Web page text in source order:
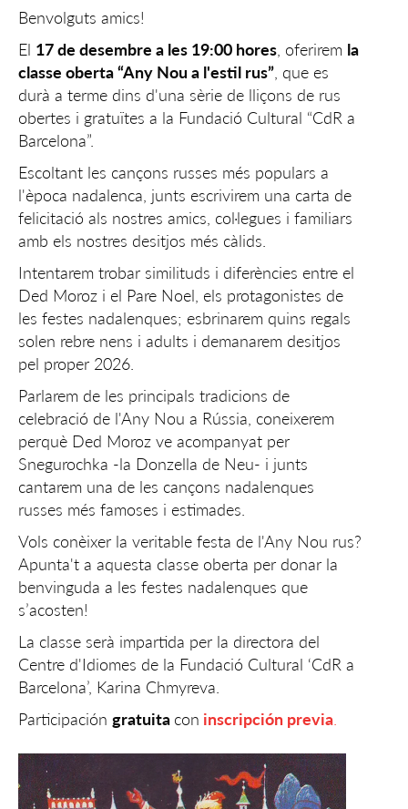
Benvolguts amics!
El 17 de desembre a les 19:00 hores , oferirem la
classe oberta “Any Nou a l'estil rus” , que es
durà a terme dins d'una sèrie de lliçons de rus
obertes i gratuïtes a la Fundació Cultural “CdR a
Barcelona”.
Escoltant les cançons russes més populars a
l'època nadalenca, junts escrivirem una carta de
felicitació als nostres amics, col·legues i familiars
amb els nostres desitjos més càlids.
Intentarem trobar similituds i diferències entre el
Ded Moroz i el Pare Noel, els protagonistes de
les festes nadalenques; esbrinarem quins regals
solen rebre nens i adults i demanarem desitjos
pel proper 2026.
Parlarem de les principals tradicions de
celebració de l'Any Nou a Rússia, coneixerem
perquè Ded Moroz ve acompanyat per
Snegurochka -la Donzella de Neu- i junts
cantarem una de les cançons nadalenques
russes més famoses i estimades.
Vols conèixer la veritable festa de l'Any Nou rus?
Apunta't a aquesta classe oberta per donar la
benvinguda a les festes nadalenques que
s’acosten!
La classe serà impartida per la directora del
Centre d'Idiomes de la Fundació Cultural ‘CdR a
Barcelona’, Karina Chmyreva.
Participación gratuita con inscripción previa